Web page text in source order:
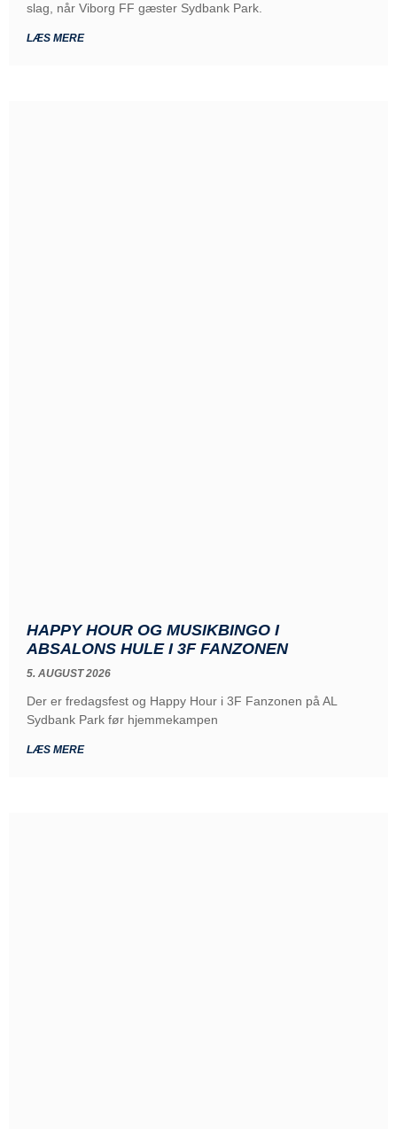
slag, når Viborg FF gæster Sydbank Park.
LÆS MERE
HAPPY HOUR OG MUSIKBINGO I
ABSALONS HULE I 3F FANZONEN
5. AUGUST 2026
Der er fredagsfest og Happy Hour i 3F Fanzonen på AL
Sydbank Park før hjemmekampen
LÆS MERE